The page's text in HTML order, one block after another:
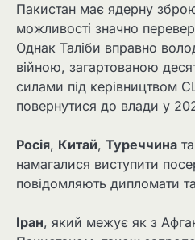
Пакистан має ядерну
можливості значно
Однак Таліби вправно
війною, загартованою
силами під керівництвом
повернутися до влади у
Росія, Китай, Туреччина та
намагалися виступити
повідомляють дипломати
Іран, який межує як з